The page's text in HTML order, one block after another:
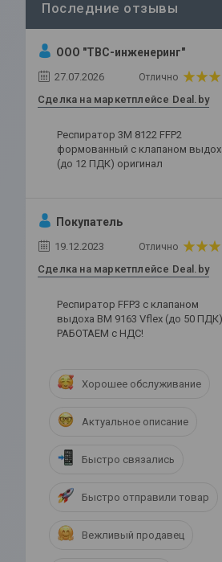
ООО "ТВС-инженеринг"
27.07.2026 Отлично
Сделка на маркетплейсе Deal.by
Респиратор 3М 8122 FFP2
формованный с клапаном
(до 12 ПДК) оригинал
Покупатель
19.12.2023 Отлично
Сделка на маркетплейсе Deal.by
Респиратор FFP3 c клапаном
выдоха ВМ 9163 Vflex (до 50 ПДК)
РАБОТАЕМ с НДС!
Хорошее обслуживание
Актуальное описание
Быстро связались
Быстро отправили товар
Вежливый продавец